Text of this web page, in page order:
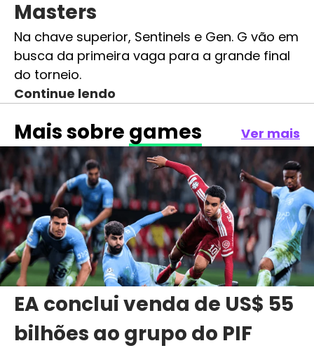
Masters
Na chave superior, Sentinels e Gen. G vão em
busca da primeira vaga para a grande final
do torneio.
Continue lendo
Mais sobre games Ver mais
EA conclui venda de US$ 55
bilhões ao grupo do PIF